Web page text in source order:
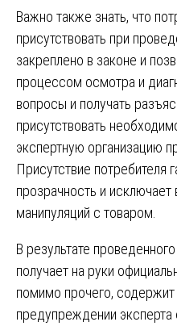
Важно также знать, что
присутствовать при
закреплено в законе и
процессом осмотра и
вопросы и получать
присутствовать
экспертную организацию
Присутствие потребителя
прозрачность и
манипуляций с товаром.
В результате
получает на руки
помимо прочего,
предупреждении эксперта